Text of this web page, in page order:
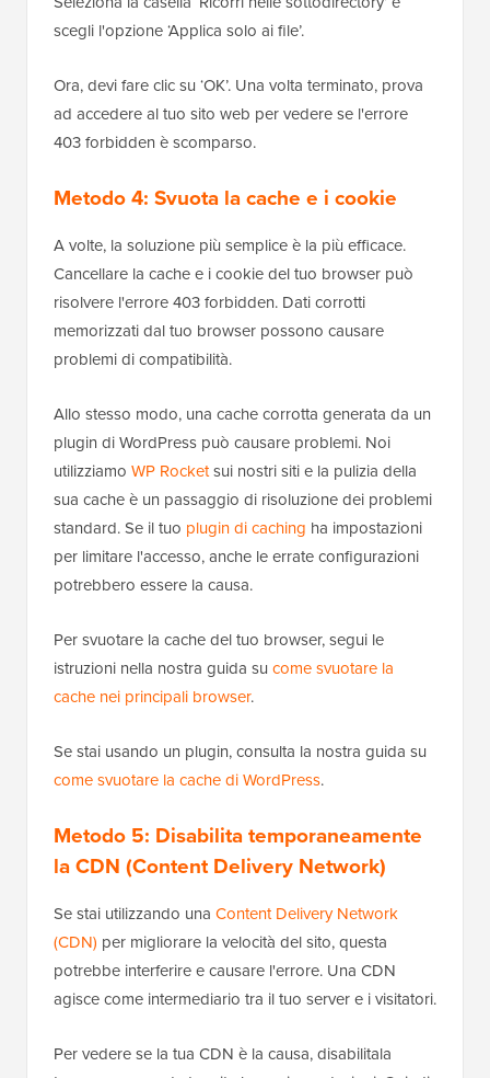
scegli l'opzione ‘Applica solo ai file’.
Ora, devi fare clic su ‘OK’. Una volta terminato, prova
ad accedere al tuo sito web per vedere se l'errore
403 forbidden è scomparso.
Metodo 4: Svuota la cache e i cookie
A volte, la soluzione più semplice è la più efficace.
Cancellare la cache e i cookie del tuo browser può
risolvere l'errore 403 forbidden. Dati corrotti
memorizzati dal tuo browser possono causare
problemi di compatibilità.
Allo stesso modo, una cache corrotta generata da un
plugin di WordPress può causare problemi. Noi
utilizziamo WP Rocketsui nostri siti e la pulizia della
sua cache è un passaggio di risoluzione dei problemi
standard. Se il tuo plugin di caching ha impostazioni
per limitare l'accesso, anche le errate configurazioni
potrebbero essere la causa.
Per svuotare la cache del tuo browser, segui le
istruzioni nella nostra guida su come svuotare la
cache nei principali browser.
Se stai usando un plugin, consulta la nostra guida su
come svuotare la cache di WordPress.
Metodo 5: Disabilita temporaneamente
la CDN (Content Delivery Network)
Se stai utilizzando una Content Delivery Network
(CDN) per migliorare la velocità del sito, questa
potrebbe interferire e causare l'errore. Una CDN
agisce come intermediario tra il tuo server e i visitatori.
Per vedere se la tua CDN è la causa, disabilitala